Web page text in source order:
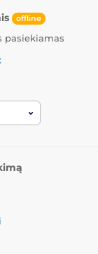
offline
pasiekiamas